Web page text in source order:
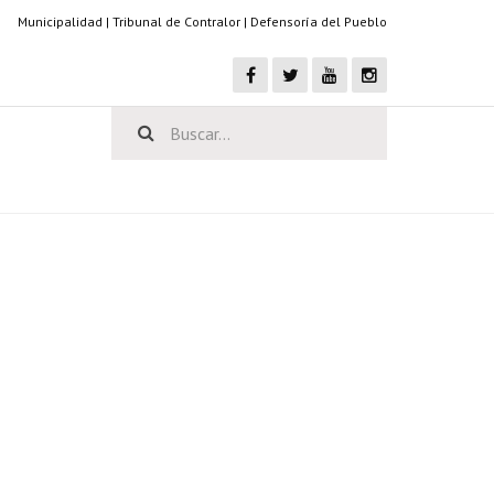
Municipalidad | Tribunal de Contralor | Defensoría del Pueblo